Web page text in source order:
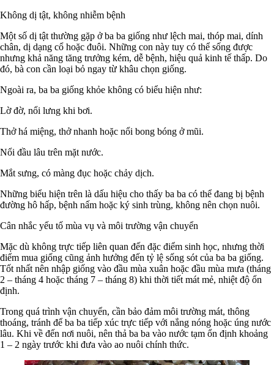
Không dị tật, không nhiễm bệnh
Một số dị tật thường gặp ở ba ba giống như lệch mai, thóp mai, dính
chân, dị dạng cổ hoặc đuôi. Những con này tuy có thể sống được
nhưng khả năng tăng trưởng kém, dễ bệnh, hiệu quả kinh tế thấp. Do
đó, bà con cần loại bỏ ngay từ khâu chọn giống.
Ngoài ra, ba ba giống khỏe không có biểu hiện như:
Lờ đờ, nổi lưng khi bơi.
Thở há miệng, thở nhanh hoặc nổi bong bóng ở mũi.
Nổi đầu lâu trên mặt nước.
Mắt sưng, có màng đục hoặc chảy dịch.
Những biểu hiện trên là dấu hiệu cho thấy ba ba có thể đang bị bệnh
đường hô hấp, bệnh nấm hoặc ký sinh trùng, không nên chọn nuôi.
Cân nhắc yếu tố mùa vụ và môi trường vận chuyển
Mặc dù không trực tiếp liên quan đến đặc điểm sinh học, nhưng thời
điểm mua giống cũng ảnh hưởng đến tỷ lệ sống sót của ba ba giống.
Tốt nhất nên nhập giống vào đầu mùa xuân hoặc đầu mùa mưa (tháng
2 – tháng 4 hoặc tháng 7 – tháng 8) khi thời tiết mát mẻ, nhiệt độ ổn
định.
Trong quá trình vận chuyển, cần bảo đảm môi trường mát, thông
thoáng, tránh để ba ba tiếp xúc trực tiếp với nắng nóng hoặc úng nước
lâu. Khi về đến nơi nuôi, nên thả ba ba vào nước tạm ổn định khoảng
1 – 2 ngày trước khi đưa vào ao nuôi chính thức.